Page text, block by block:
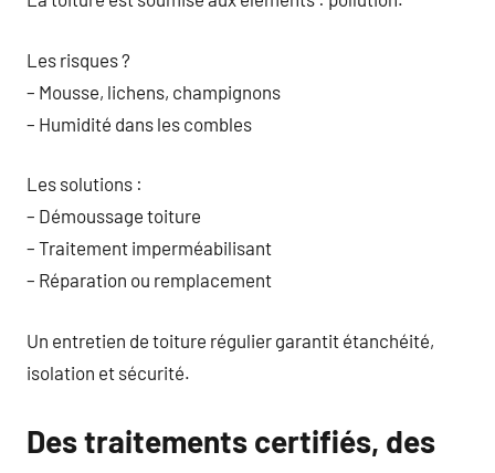
Les risques ?
– Mousse, lichens, champignons
– Humidité dans les combles
Les solutions :
– Démoussage toiture
– Traitement imperméabilisant
– Réparation ou remplacement
Un entretien de toiture régulier garantit étanchéité,
isolation et sécurité.
Des traitements certifiés, des